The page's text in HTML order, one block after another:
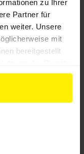
zu Ihrer
Partner für
weiter. Unsere
mit
bereitgestellt